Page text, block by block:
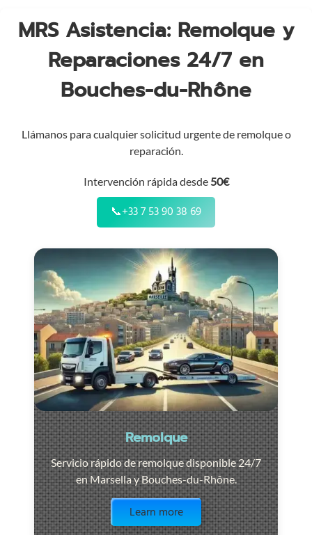
MRS Asistencia: Remolque y
Reparaciones 24/7 en
Bouches-du-Rhône
Llámanos para cualquier solicitud urgente de remolque o
reparación.
Intervención rápida desde 50€
📞+33 7 53 90 38 69
Remolque
Servicio rápido de remolque disponible 24/7
en Marsella y Bouches-du-Rhône.
Learn more